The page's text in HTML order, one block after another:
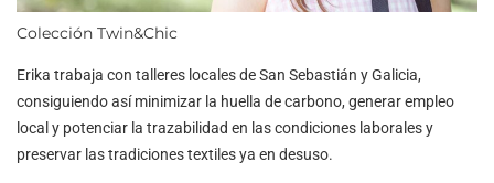
Colección Twin&Chic
Erika trabaja con talleres locales de San Sebastián y Galicia,
consiguiendo así minimizar la huella de carbono, generar empleo
local y potenciar la trazabilidad en las condiciones laborales y
preservar las tradiciones textiles ya en desuso.